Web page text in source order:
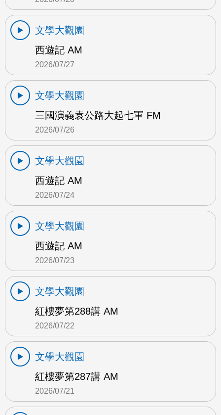
文學大觀園
西遊記 AM
2026/07/27
文學大觀園
三國演義袁公路大起七軍 FM
2026/07/26
文學大觀園
西遊記 AM
2026/07/24
文學大觀園
西遊記 AM
2026/07/23
文學大觀園
紅樓夢第288講 AM
2026/07/22
文學大觀園
紅樓夢第287講 AM
2026/07/21